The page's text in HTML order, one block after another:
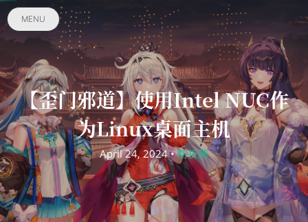
MENU
【歪门邪道】使用Intel NUC作
为Linux桌面主机
April 24, 2024 •瞎折腾